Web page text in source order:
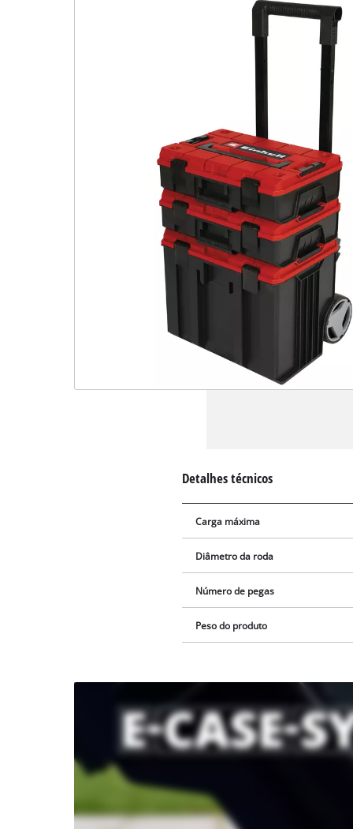
Detalhes técnicos
Carga máxima
Diâmetro da roda
Número de pegas
Peso do produto
Precisamos do
seu
consentimento
para carregar o
Youtube!